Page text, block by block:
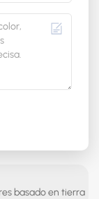
basado en tierra